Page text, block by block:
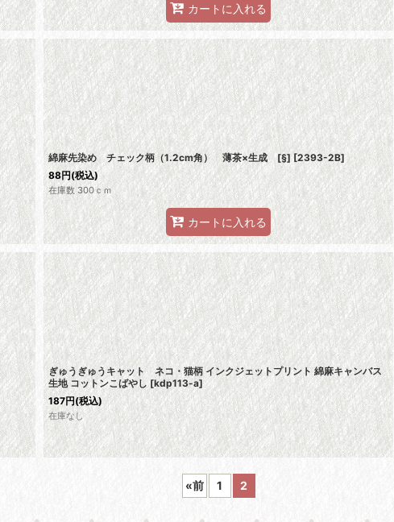
カートに入れる
綿麻先染め チェック柄（1.2cm角） 薄茶×生成 [§] [2393-2B]
88円(税込)
在庫数 300ｃｍ
カートに入れる
ぎゅうぎゅうキャット ネコ・猫柄 インクジェットプリント 綿麻キャンバス
生地 コットンこばやし [kdp113-a]
187円(税込)
在庫なし
«前 1 2